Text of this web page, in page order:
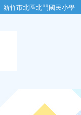
新竹市北區北門國民小學